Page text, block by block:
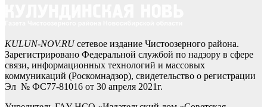
KULUN-NOV.RUсетевое издание Чистоозерного района.
Зарегистрировано Федеральной службой по надзору в сфере
связи, информационных технологий и массовых
коммуникаций (Роскомнадзор), свидетельство о регистрации
Эл № ФС77-81016 от 30 апреля 2021г.